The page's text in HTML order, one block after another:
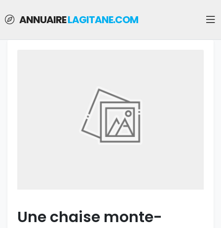
ANNUAIRELAGITANE.COM
Une chaise monte-